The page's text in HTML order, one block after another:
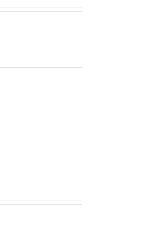
Freundschaft